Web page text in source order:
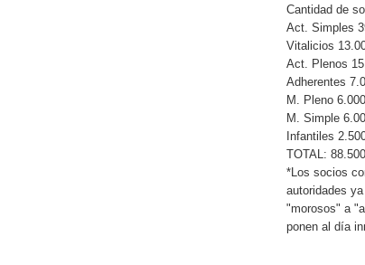
Cantidad de
Act. Simples
Vitalicios
Act. Plenos
Adherentes
M. Pleno 6.000
M. Simple
Infantiles
TOTAL: 88.500
*Los socios
autoridades
"morosos" a
ponen al día